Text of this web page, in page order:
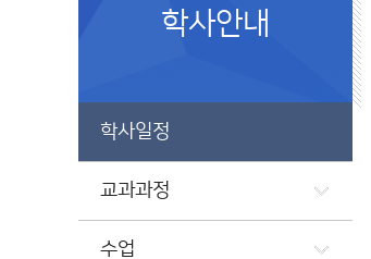
학사안내
학사일정
교과과정
수업